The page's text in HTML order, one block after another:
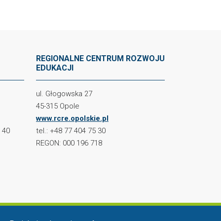
40
REGIONALNE CENTRUM ROZWOJU
EDUKACJI
ul. Głogowska 27
45-315 Opole
www.rcre.opolskie.pl
tel.: +48 77 404 75 30
REGON: 000 196 718